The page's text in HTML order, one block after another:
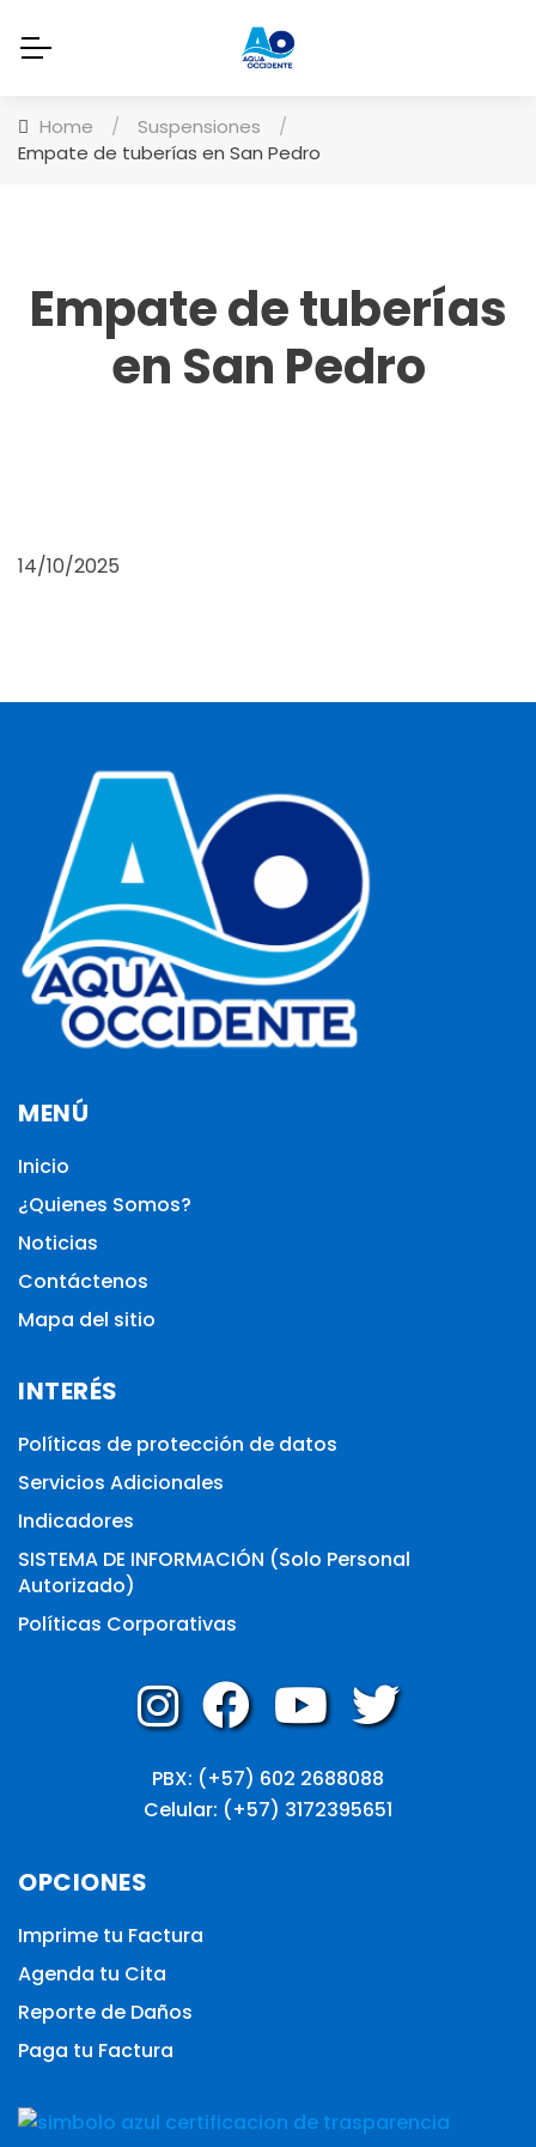
Home / Suspensiones
/
Empate de tuberías en San Pedro
Empate de tuberías
en San Pedro
14/10/2025
MENÚ
Inicio
¿Quienes Somos?
Noticias
Contáctenos
Mapa del sitio
INTERÉS
Políticas de protección de datos
Servicios Adicionales
Indicadores
SISTEMA DE INFORMACIÓN (Solo Personal
Autorizado)
Políticas Corporativas
PBX: (+57) 602 2688088
Celular: (+57) 3172395651
OPCIONES
Imprime tu Factura
Agenda tu Cita
Reporte de Daños
Paga tu Factura